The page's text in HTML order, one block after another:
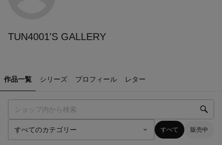
TUN4001'S GALLERY
作品一覧 シリーズ プロフィール レター
すべて 販売中